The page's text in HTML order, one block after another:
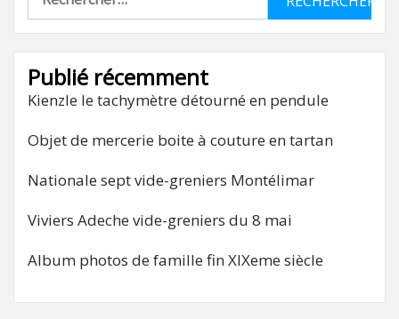
Publié récemment
Kienzle le tachymètre détourné en pendule
Objet de mercerie boite à couture en tartan
Nationale sept vide-greniers Montélimar
Viviers Adeche vide-greniers du 8 mai
Album photos de famille fin XIXeme siècle